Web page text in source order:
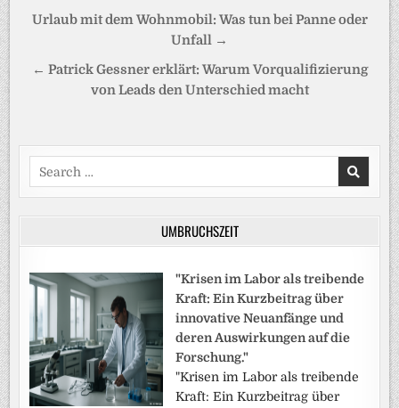
Beitragsnavigation
Urlaub mit dem Wohnmobil: Was tun bei Panne oder
Unfall →
← Patrick Gessner erklärt: Warum Vorqualifizierung
von Leads den Unterschied macht
Search
for:
UMBRUCHSZEIT
"Krisen im Labor als treibende
Kraft: Ein Kurzbeitrag über
innovative Neuanfänge und
deren Auswirkungen auf die
Forschung."
"Krisen im Labor als treibende
Kraft: Ein Kurzbeitrag über